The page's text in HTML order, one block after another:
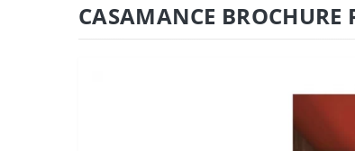
CASAMANCE BROCHURE